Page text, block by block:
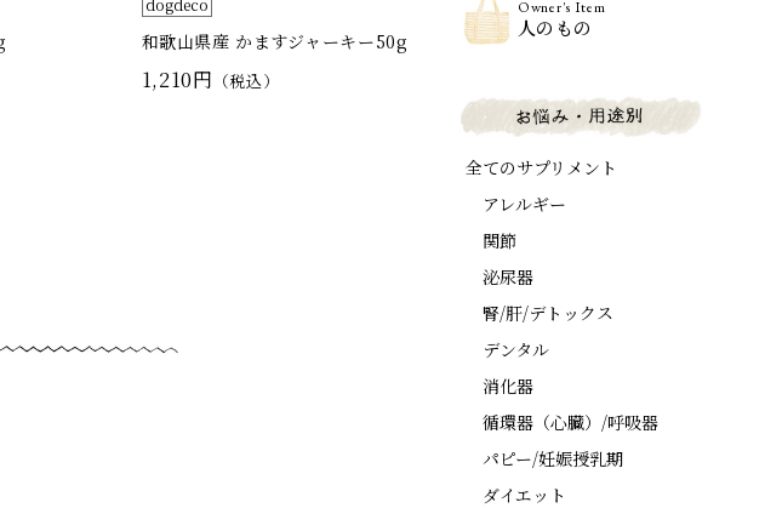
dogdeco
和歌山県産 かますジャーキー50g
1,210円 （税込）
Owner's Item
人のもの
全てのサプリメント
アレルギー
関節
泌尿器
腎/肝/デトックス
デンタル
消化器
循環器（心臓）/呼吸器
パピー/妊娠授乳期
ダイエット